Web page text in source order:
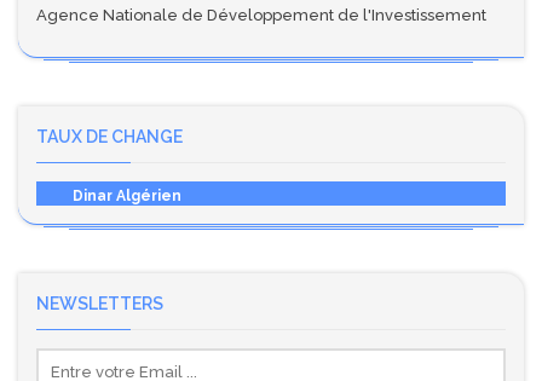
Agence Nationale de Développement de l'Investissement
TAUX DE CHANGE
Dinar Algérien
NEWSLETTERS